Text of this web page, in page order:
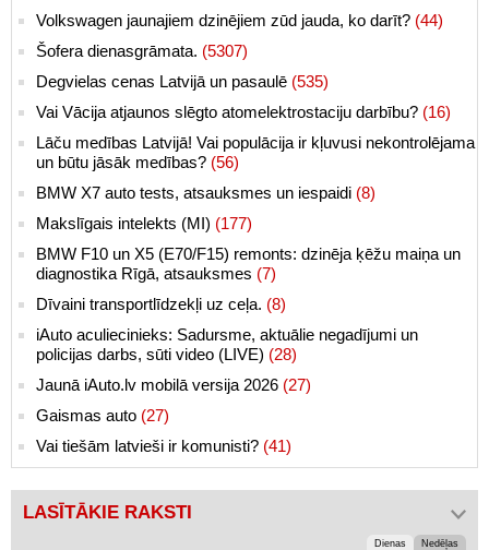
Volkswagen jaunajiem dzinējiem zūd jauda, ko darīt? (44)
Šofera dienasgrāmata. (5307)
Degvielas cenas Latvijā un pasaulē (535)
Vai Vācija atjaunos slēgto atomelektrostaciju darbību? (16)
Lāču medības Latvijā! Vai populācija ir kļuvusi nekontrolējama
un būtu jāsāk medības? (56)
BMW X7 auto tests, atsauksmes un iespaidi (8)
Makslīgais intelekts (MI) (177)
BMW F10 un X5 (E70/F15) remonts: dzinēja ķēžu maiņa un
diagnostika Rīgā, atsauksmes (7)
Dīvaini transportlīdzekļi uz ceļa. (8)
iAuto aculiecinieks: Sadursme, aktuālie negadījumi un
policijas darbs, sūti video (LIVE) (28)
Jaunā iAuto.lv mobilā versija 2026 (27)
Gaismas auto (27)
Vai tiešām latvieši ir komunisti? (41)
LASĪTĀKIE RAKSTI
Dienas Nedēļas